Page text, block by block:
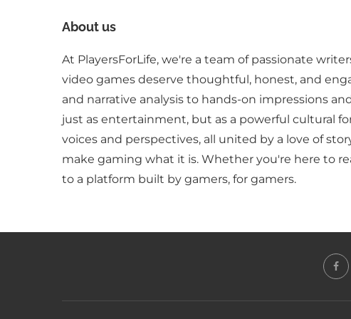
About us
At PlayersForLife, we're a team of passionate
video games deserve thoughtful, honest, and
and narrative analysis to hands-on impressions
just as entertainment, but as a powerful cultural
voices and perspectives, all united by a love of
make gaming what it is. Whether you're here to
to a platform built by gamers, for gamers.